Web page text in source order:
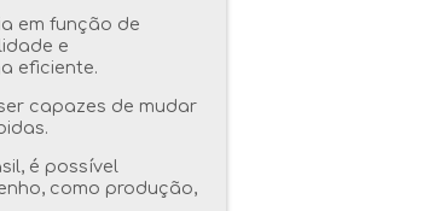
em função de
e
eficiente.
capazes de mudar
é possível
como produção,